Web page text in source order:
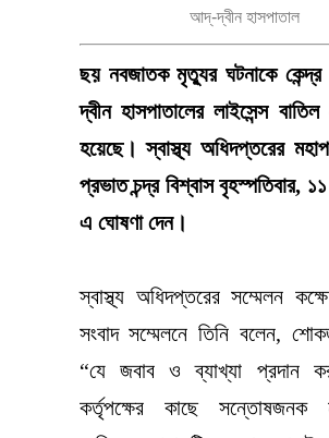
আদ্-দ্বীন হাসপাতাল
ছয় নবজাতক মৃত্যুর ঘটনাকে
দ্বীন হাসপাতালের লাইসেন্স
হয়েছে। স্বাস্থ্য অধিদপ্তরের
প্রভাত চন্দ্র বিশ্বাস বৃহস্পতিবার,
এ ঘোষণা দেন।
স্বাস্থ্য অধিদপ্তরের সম্মেলন
সংবাদ সম্মেলনে তিনি বলেন,
“যে জবাব ও ব্যাখ্যা প্রদান
কর্তৃপক্ষের কাছে সন্তোষজনক